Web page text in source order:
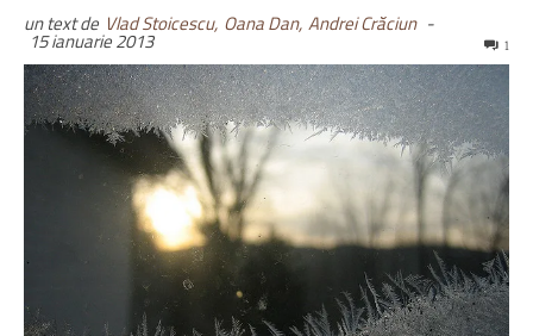
un text de Vlad Stoicescu, Oana Dan, Andrei Crăciun -
15 ianuarie 2013 1